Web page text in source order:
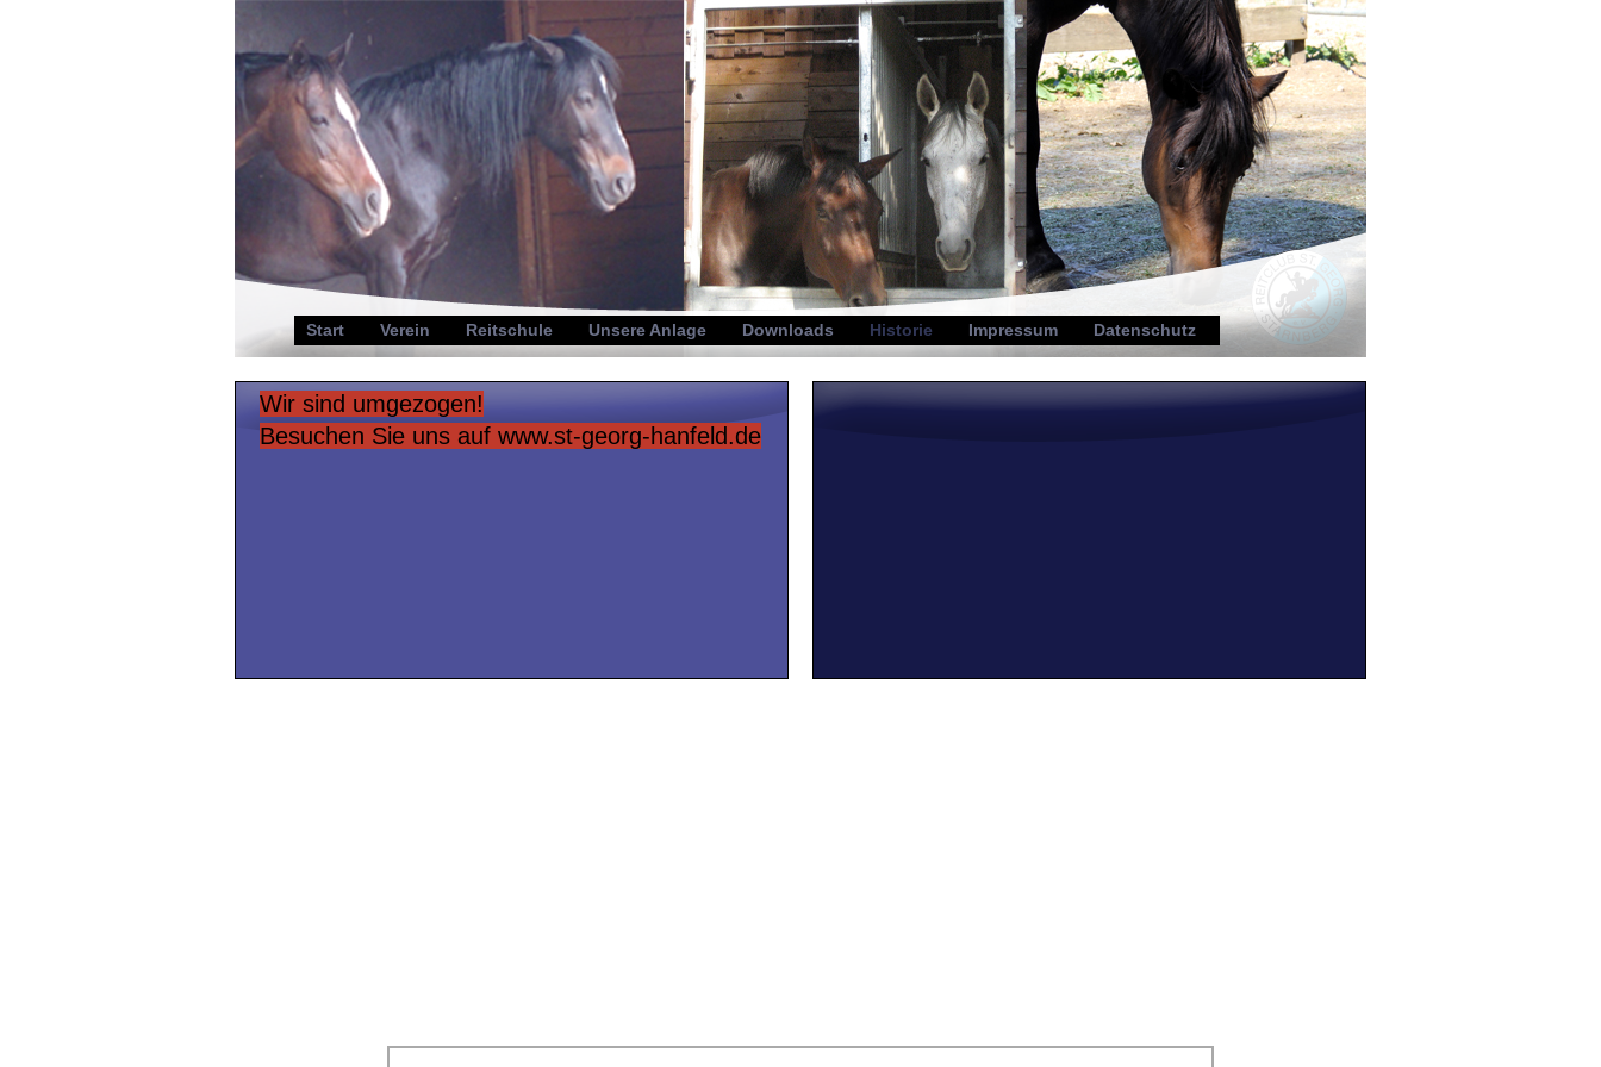
Start Verein Reitschule Unsere Anlage Downloads Historie Impressum Datenschutz
Wir sind umgezogen!
Besuchen Sie uns auf www.st-georg-hanfeld.de